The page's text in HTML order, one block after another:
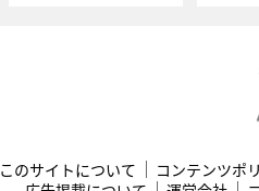
このサイトについて コンテンツポ